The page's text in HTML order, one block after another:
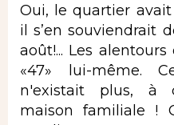
Oui, le quartier
il s’en souviendrait
août!... Les
«47» lui-même.
n'existait plus, à
maison familiale !